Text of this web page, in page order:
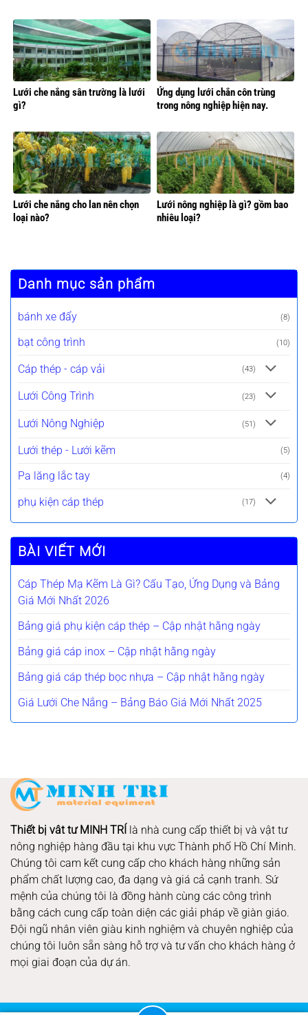
Danh mục sản phẩm
bánh xe đẩy (8)
bạt công trình (10)
Cáp thép - cáp vải (43)
Lưới Công Trình (23)
Lưới Nông Nghiệp (51)
Lưới thép - Lưới kẽm (5)
Pa lăng lắc tay (4)
phụ kiện cáp thép (17)
BÀI VIẾT MỚI
Cáp Thép Mạ Kẽm Là Gì? Cấu Tạo, Ứng Dụng và Bảng
Giá Mới Nhất 2026
Bảng giá phụ kiện cáp thép – Cập nhật hằng ngày
Bảng giá cáp inox – Cập nhật hằng ngày
Bảng giá cáp thép bọc nhựa – Cập nhật hằng ngày
Giá Lưới Che Nắng – Bảng Báo Giá Mới Nhất 2025
Lưới che nắng sân trường là lưới
gì?
Ứng dụng lưới chắn côn trùng
trong nông nghiệp hiện nay.
Lưới che nắng cho lan nên chọn
loại nào?
Lưới nông nghiệp là gì? gồm bao
nhiêu loại?
Thiết bị vât tư MINH TRÍ là nhà cung cấp thiết bị và vật tư
nông nghiệp hàng đầu tại khu vực Thành phố Hồ Chí Minh.
Chúng tôi cam kết cung cấp cho khách hàng những sản
phẩm chất lượng cao, đa dạng và giá cả cạnh tranh. Sứ
mệnh của chúng tôi là đồng hành cùng các công trình
bằng cách cung cấp toàn diện các giải pháp về giàn giáo.
Đội ngũ nhân viên giàu kinh nghiệm và chuyên nghiệp của
chúng tôi luôn sẵn sàng hỗ trợ và tư vấn cho khách hàng ở
mọi giai đoạn của dự án.